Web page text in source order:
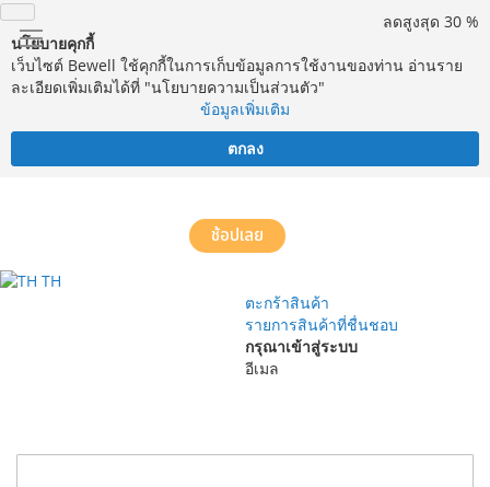
นโยบายคุกกี้
เว็บไซต์ Bewell ใช้คุกกี้ในการเก็บข้อมูลการใช้งานของท่าน อ่านราย
ละเอียดเพิ่มเติมได้ที่ "นโยบายความเป็นส่วนตัว"
ข้อมูลเพิ่มเติม
ตกลง
ช้อปเลย
TH
ตะกร้าสินค้า
รายการสินค้าที่ชื่นชอบ
กรุณาเข้าสู่ระบบ
อีเมล
ลดสูงสุด 30 %